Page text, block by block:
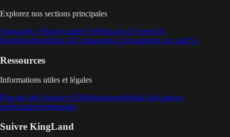
Explorez nos sections principales
AnnuaireLe MagActualité IAPodcasts IAAgent IA
KingManKingShop IAComparateur IASoumettre un outil IA
Ressources
Informations utiles et légales
Plan du siteGlossaire IAMéthodologieMedia KitEspaces
publicitairesPartenariats
Suivre KingLand